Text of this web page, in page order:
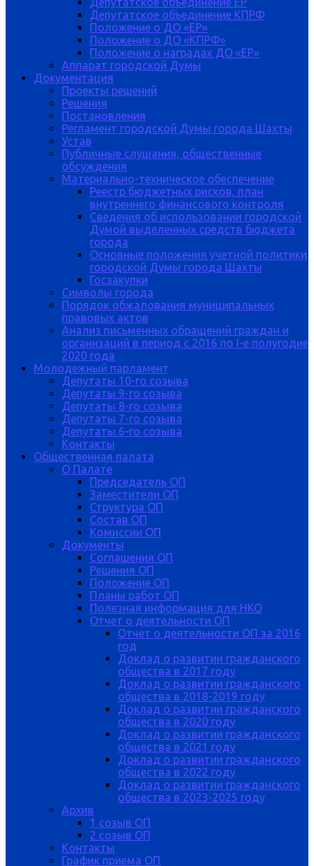
Депутатское объединение КПРФ
Положение о ДО «ЕР»
Положение о ДО «КПРФ»
Положение о наградах ДО «ЕР»
Аппарат городской Думы
Документация
Проекты решений
Решения
Постановления
Регламент городской Думы города Шахты
Устав
Публичные слушания, общественные
обсуждения
Материально-техническое обеспечение
Реестр бюджетных рисков, план
внутреннего финансового контроля
Сведения об использовании городской
Думой выделенных средств бюджета
города
Основные положения учетной политики
городской Думы города Шахты
Госзакупки
Символы города
Порядок обжалования муниципальных
правовых актов
Анализ письменных обращений граждан и
организаций в период с 2016 по I-е полугодие
2020 года
Молодежный парламент
Депутаты 10-го созыва
Депутаты 9-го созыва
Депутаты 8-го созыва
Депутаты 7-го созыва
Депутаты 6-го созыва
Контакты
Общественная палата
О Палате
Председатель ОП
Заместители ОП
Структура ОП
Состав ОП
Комиссии ОП
Документы
Соглашения ОП
Решения ОП
Положение ОП
Планы работ ОП
Полезная информация для НКО
Отчет о деятельности ОП
Отчет о деятельности ОП за 2016
год
Доклад о развитии гражданского
общества в 2017 году
Доклад о развитии гражданского
общества в 2018-2019 году
Доклад о развитии гражданского
общества в 2020 году
Доклад о развитии гражданского
общества в 2021 году
Доклад о развитии гражданского
общества в 2022 году
Доклад о развитии гражданского
общества в 2023-2025 году
Архив
1 созыв ОП
2 созыв ОП
Контакты
График приема ОП